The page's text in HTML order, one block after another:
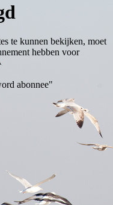
te kunnen bekijken, moet
hebben voor
abonnee"